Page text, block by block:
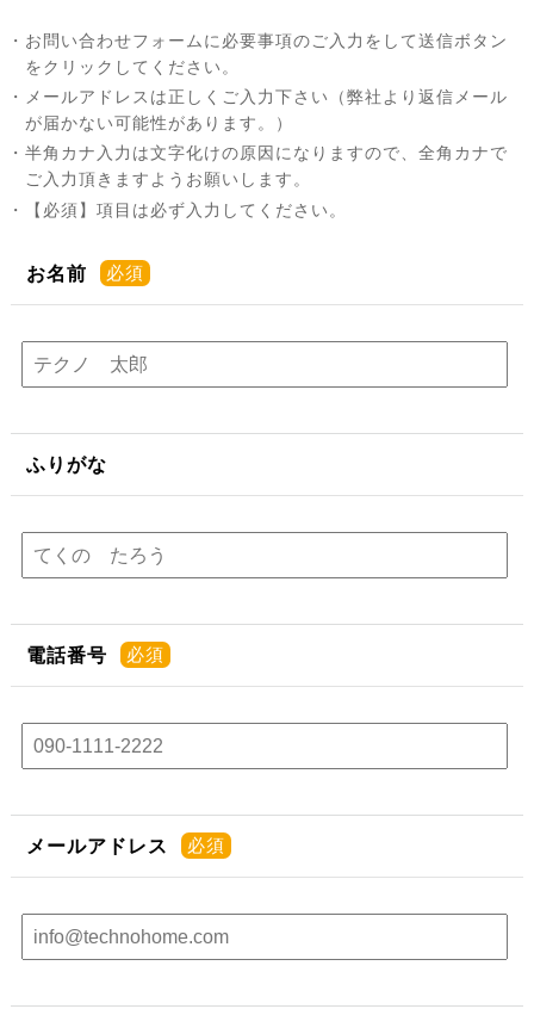
・お問い合わせフォームに必要事項のご入力をして送信ボタン
をクリックしてください。
・メールアドレスは正しくご入力下さい（弊社より返信メール
が届かない可能性があります。）
・半角カナ入力は文字化けの原因になりますので、全角カナで
ご入力頂きますようお願いします。
・【必須】項目は必ず入力してください。
お名前
ふりがな
電話番号
メールアドレス